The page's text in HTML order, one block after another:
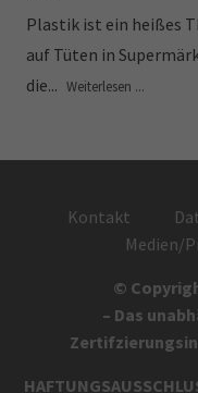
Plastik ist ein heißes
auf Tüten in
die... Weiterlesen ...
Kontakt
Medien/
©
– Das